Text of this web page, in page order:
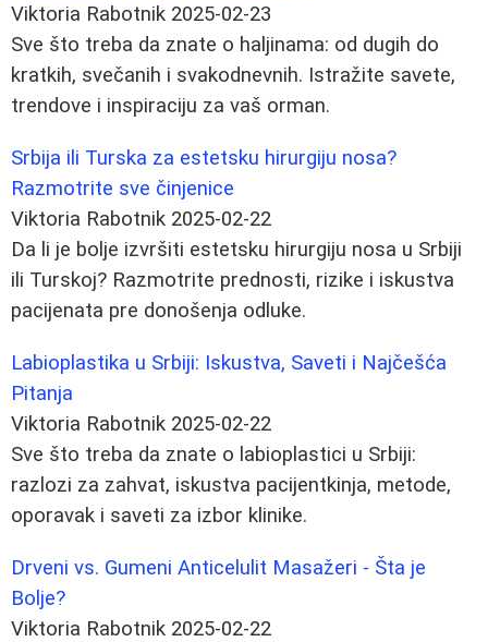
Viktoria Rabotnik 2025-02-23
Sve što treba da znate o haljinama: od dugih do
kratkih, svečanih i svakodnevnih. Istražite savete,
trendove i inspiraciju za vaš orman.
Srbija ili Turska za estetsku hirurgiju nosa?
Razmotrite sve činjenice
Viktoria Rabotnik 2025-02-22
Da li je bolje izvršiti estetsku hirurgiju nosa u Srbiji
ili Turskoj? Razmotrite prednosti, rizike i iskustva
pacijenata pre donošenja odluke.
Labioplastika u Srbiji: Iskustva, Saveti i Najčešća
Pitanja
Viktoria Rabotnik 2025-02-22
Sve što treba da znate o labioplastici u Srbiji:
razlozi za zahvat, iskustva pacijentkinja, metode,
oporavak i saveti za izbor klinike.
Drveni vs. Gumeni Anticelulit Masažeri - Šta je
Bolje?
Viktoria Rabotnik 2025-02-22